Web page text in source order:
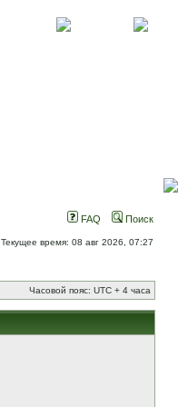
FAQ Поиск
Текущее время: 08 авг 2026, 07:27
Часовой пояс: UTC + 4 часа